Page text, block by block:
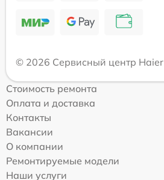
© 2026 Сервисный центр Haier
Стоимость ремонта
Оплата и доставка
Контакты
Вакансии
О компании
Ремонтируемые модели
Наши услуги